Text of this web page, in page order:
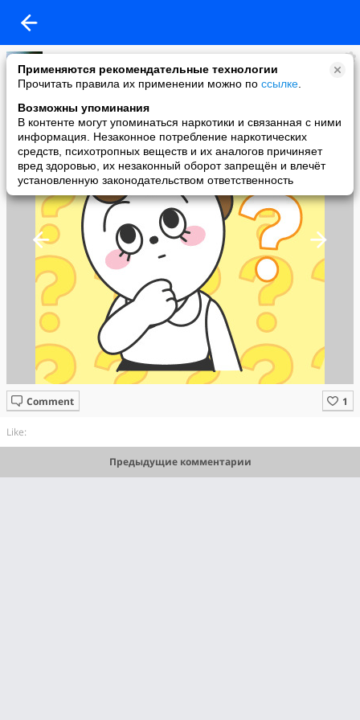
Применяются рекомендательные технологии
Прочитать правила их применении можно по ссылке
Возможны упоминания
В контенте могут упоминаться наркотики и связанная с ними
информация. Незаконное потребление наркотических
средств, психотропных веществ и их аналогов причиняет
вред здоровью, их незаконный оборот запрещён и влечёт
установленную законодательством ответственность
Ирада
added a photo
01 Feb в 18:53
Comment
Like:
Предыдущие комментарии